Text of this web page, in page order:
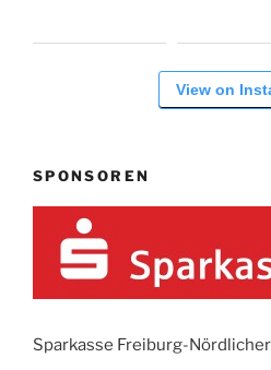
View on
SPONSOREN
Sparkasse Freiburg-